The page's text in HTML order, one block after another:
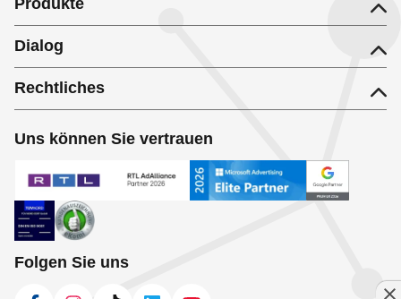
Produkte
Dialog
Rechtliches
Uns können Sie vertrauen
Folgen Sie uns